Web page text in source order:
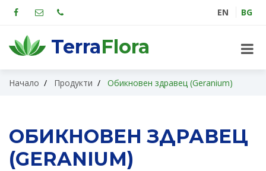
EN BG
TerraFlora
Начало Продукти Обикновен здравец (Geranium)
ОБИКНОВЕН ЗДРАВЕЦ
(GERANIUM)